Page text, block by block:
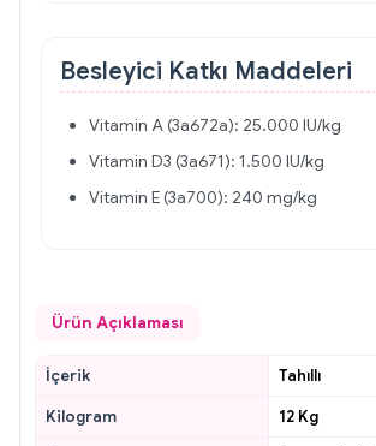
Besleyici Katkı Maddeleri
Vitamin A (3a672a): 25.000 IU/kg
Vitamin D3 (3a671): 1.500 IU/kg
Vitamin E (3a700): 240 mg/kg
Ürün Açıklaması
İçerik
Tahıllı
Kilogram
12 Kg